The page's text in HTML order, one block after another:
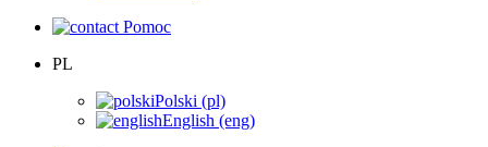
Pomoc
PL
Polski (pl)
English (eng)